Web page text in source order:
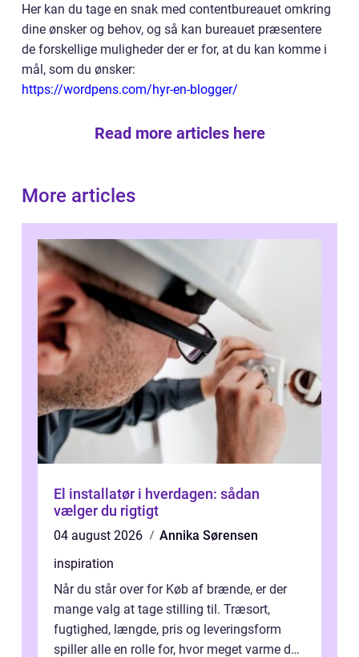
Her kan du tage en snak med contentbureauet omkring
dine ønsker og behov, og så kan bureauet præsentere
de forskellige muligheder der er for, at du kan komme i
mål, som du ønsker:
https://wordpens.com/hyr-en-blogger/
Read more articles here
More articles
El installatør i hverdagen: sådan
vælger du rigtigt
04 august 2026
Annika Sørensen
inspiration
Når du står over for Køb af brænde, er der
mange valg at tage stilling til. Træsort,
fugtighed, længde, pris og leveringsform
spiller alle en rolle for, hvor meget varme du